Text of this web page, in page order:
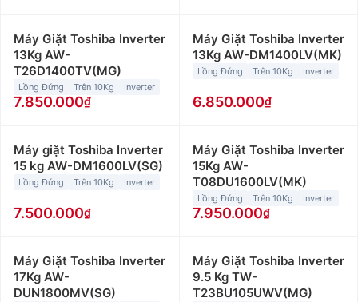
Máy Giặt Toshiba Inverter
13Kg AW-
T26D1400TV(MG)
Lồng Đứng Trên 10Kg Inverter
7.850.000
Máy Giặt Toshiba Inverter
13Kg AW-DM1400LV(MK)
Lồng Đứng Trên 10Kg Inverter
6.850.000
Máy giặt Toshiba Inverter
15 kg AW-DM1600LV(SG)
Lồng Đứng Trên 10Kg Inverter
7.500.000
Máy Giặt Toshiba Inverter
15Kg AW-
T08DU1600LV(MK)
Lồng Đứng Trên 10Kg Inverter
7.950.000
Máy Giặt Toshiba Inverter
17Kg AW-
DUN1800MV(SG)
Máy Giặt Toshiba Inverter
9.5 Kg TW-
T23BU105UWV(MG)